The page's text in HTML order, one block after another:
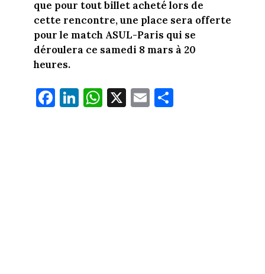
que pour tout billet acheté lors de
cette rencontre, une place sera offerte
pour le match ASUL-Paris qui se
déroulera ce samedi 8 mars à 20
heures.
Fa
ce
Li
nk
W
ha
X E
m
Pa
rt